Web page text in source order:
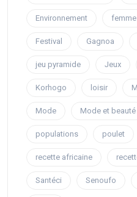
Environnement femme
Festival Gagnoa
jeu pyramide Jeux
Korhogo loisir
Mode Mode et beauté
populations poulet
recette africaine
Santéci Senoufo